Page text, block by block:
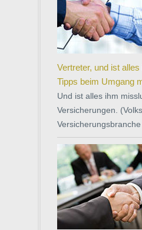
Vertreter, und ist
Tipps beim Umgang
Und ist alles ihm
Versicherungen.